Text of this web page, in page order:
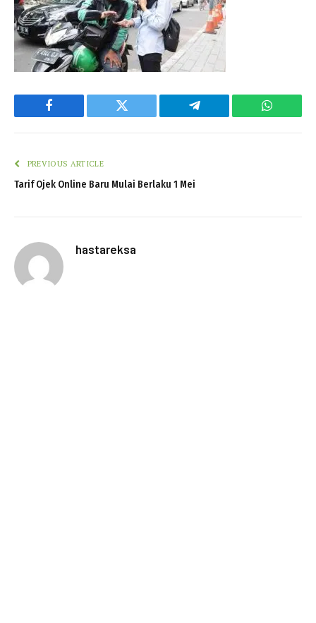
Facebook Twitter Telegram
PREVIOUS ARTICLE
Tarif Ojek Online Baru Mulai Berlaku 1 Mei
hastareksa